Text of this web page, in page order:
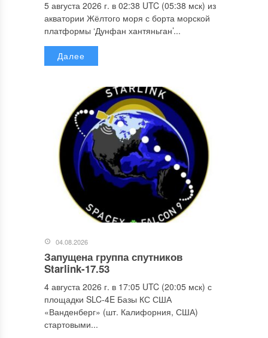
5 августа 2026 г. в 02:38 UTC (05:38 мск) из
акватории Жёлтого моря с борта морской
платформы ‘Дунфан хантяньган’...
Далее
04.08.2026
Запущена группа спутников
Starlink-17.53
4 августа 2026 г. в 17:05 UTC (20:05 мск) с
площадки SLC-4E Базы КС США
«Ванденберг» (шт. Калифорния, США)
стартовыми...